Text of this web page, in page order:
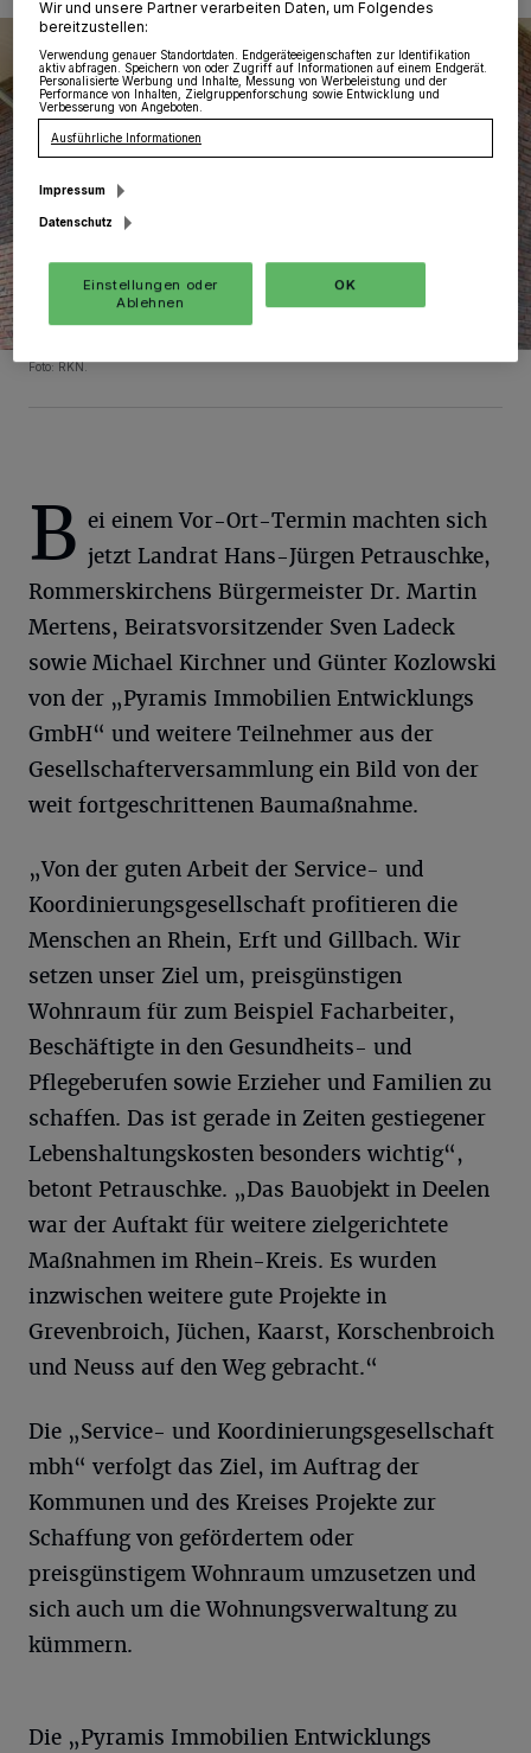
Foto: RKN.
B ei einem Vor-Ort-Termin machten sich
jetzt Landrat Hans-Jürgen Petrauschke,
Rommerskirchens Bürgermeister Dr. Martin
Mertens, Beiratsvorsitzender Sven Ladeck
sowie Michael Kirchner und Günter Kozlowski
von der „Pyramis Immobilien Entwicklungs
GmbH“ und weitere Teilnehmer aus der
Gesellschafterversammlung ein Bild von der
weit fortgeschrittenen Baumaßnahme.
„Von der guten Arbeit der Service- und
Koordinierungsgesellschaft profitieren die
Menschen an Rhein, Erft und Gillbach. Wir
setzen unser Ziel um, preisgünstigen
Wohnraum für zum Beispiel Facharbeiter,
Beschäftigte in den Gesundheits- und
Pflegeberufen sowie Erzieher und Familien zu
schaffen. Das ist gerade in Zeiten gestiegener
Lebenshaltungskosten besonders wichtig“,
betont Petrauschke. „Das Bauobjekt in Deelen
war der Auftakt für weitere zielgerichtete
Maßnahmen im Rhein-Kreis. Es wurden
inzwischen weitere gute Projekte in
Grevenbroich, Jüchen, Kaarst, Korschenbroich
und Neuss auf den Weg gebracht.“
Die „Service- und Koordinierungsgesellschaft
mbh“ verfolgt das Ziel, im Auftrag der
Kommunen und des Kreises Projekte zur
Schaffung von gefördertem oder
preisgünstigem Wohnraum umzusetzen und
sich auch um die Wohnungsverwaltung zu
kümmern.
Die „Pyramis Immobilien Entwicklungs
Wir und unsere Partner verarbeiten Daten, um Folgendes
bereitzustellen:
Verwendung genauer Standortdaten. Endgeräteeigenschaften zur Identifikation
aktiv abfragen. Speichern von oder Zugriff auf Informationen auf einem Endgerät.
Personalisierte Werbung und Inhalte, Messung von Werbeleistung und der
Performance von Inhalten, Zielgruppenforschung sowie Entwicklung und
Verbesserung von Angeboten.
Ausführliche Informationen
Impressum
Datenschutz
Einstellungen oder
Ablehnen
OK